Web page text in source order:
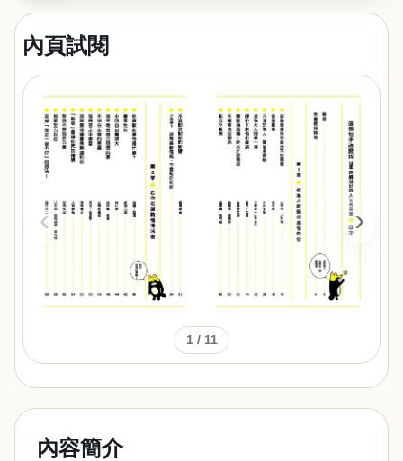
內頁試閱
‹ ›
1/ 11
內容簡介